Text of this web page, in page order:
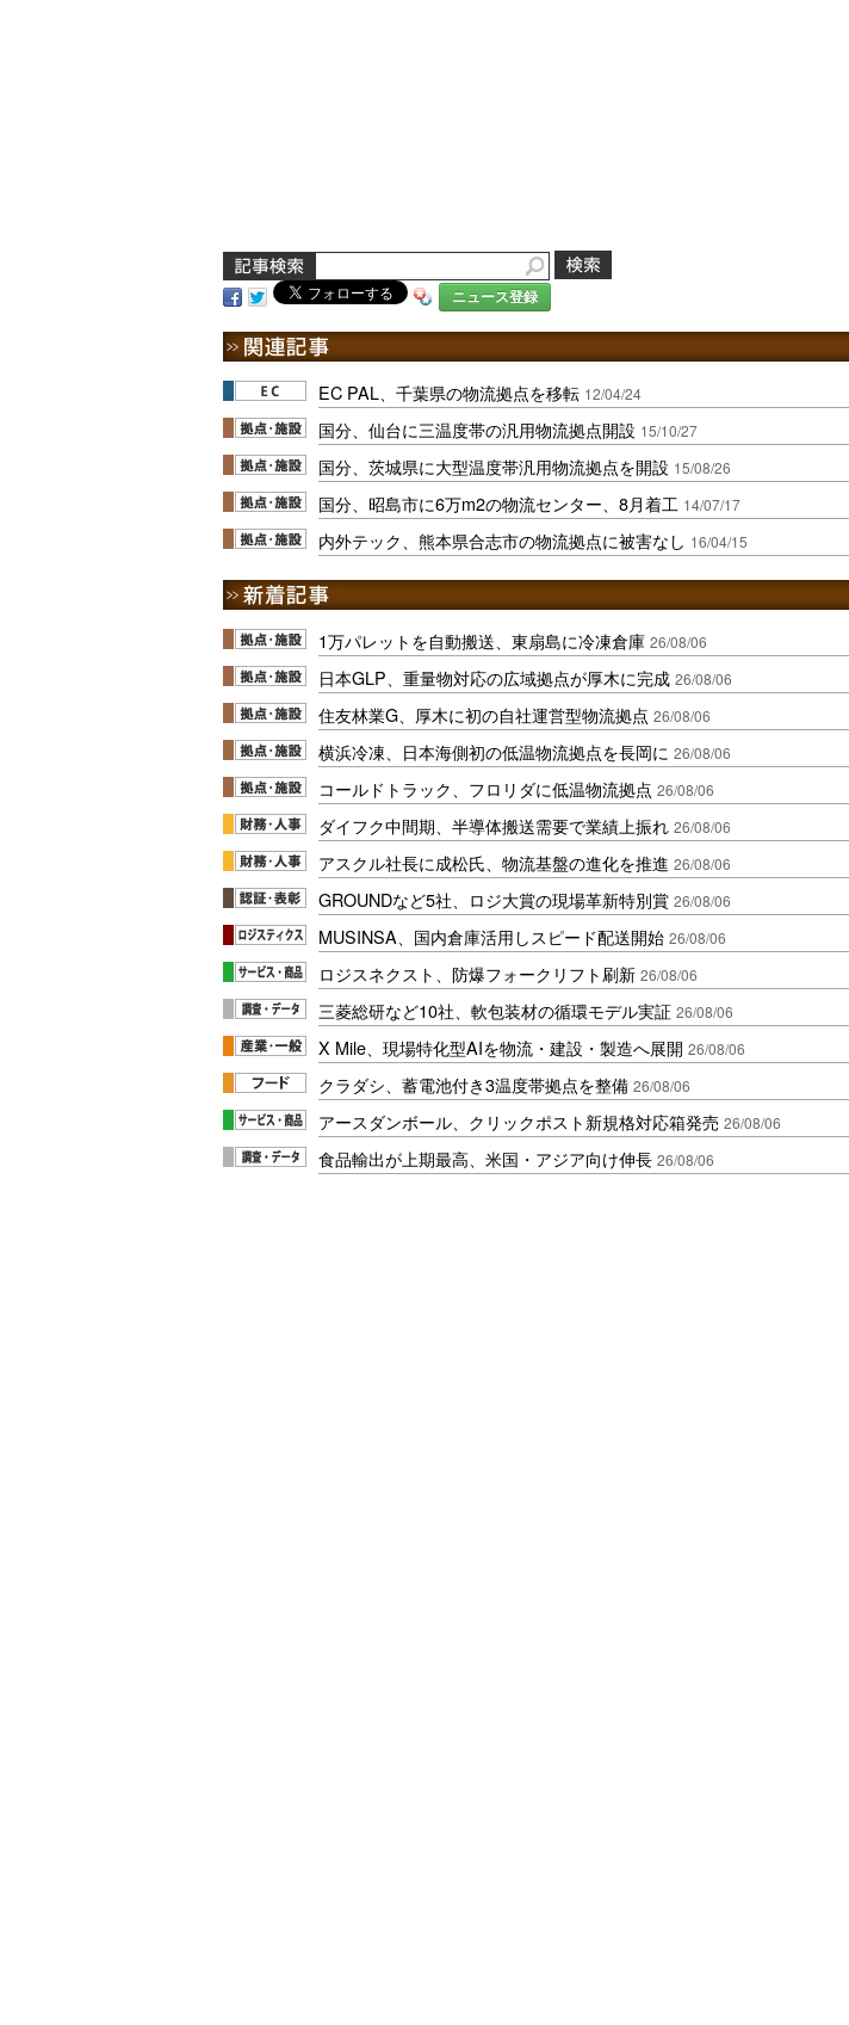
ニュース登録
EC PAL、千葉県の物流拠点を移転 12/04/24
国分、仙台に三温度帯の汎用物流拠点開設 15/10/27
国分、茨城県に大型温度帯汎用物流拠点を開設 15/08/26
国分、昭島市に6万m2の物流センター、8月着工 14/07/17
内外テック、熊本県合志市の物流拠点に被害なし 16/04/15
1万パレットを自動搬送、東扇島に冷凍倉庫 26/08/06
日本GLP、重量物対応の広域拠点が厚木に完成 26/08/06
住友林業G、厚木に初の自社運営型物流拠点 26/08/06
横浜冷凍、日本海側初の低温物流拠点を長岡に 26/08/06
コールドトラック、フロリダに低温物流拠点 26/08/06
ダイフク中間期、半導体搬送需要で業績上振れ 26/08/06
アスクル社長に成松氏、物流基盤の進化を推進 26/08/06
GROUNDなど5社、ロジ大賞の現場革新特別賞 26/08/06
MUSINSA、国内倉庫活用しスピード配送開始 26/08/06
ロジスネクスト、防爆フォークリフト刷新 26/08/06
三菱総研など10社、軟包装材の循環モデル実証 26/08/06
X Mile、現場特化型AIを物流・建設・製造へ展開 26/08/06
クラダシ、蓄電池付き3温度帯拠点を整備 26/08/06
アースダンボール、クリックポスト新規格対応箱発売 26/08/06
食品輸出が上期最高、米国・アジア向け伸長 26/08/06